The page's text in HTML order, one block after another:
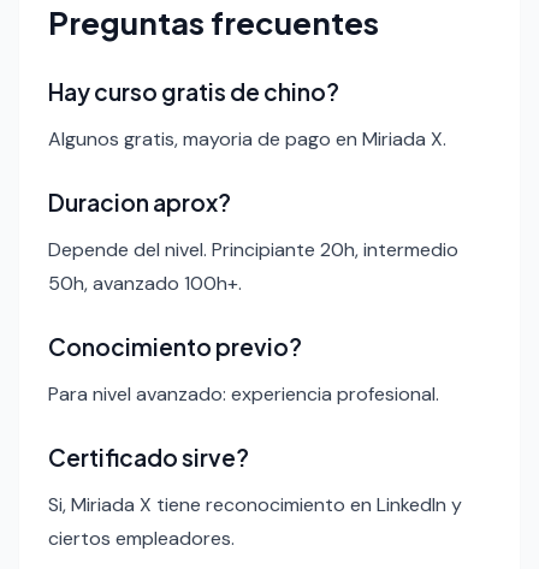
Preguntas frecuentes
Hay curso gratis de chino?
Algunos gratis, mayoria de pago en Miriada X.
Duracion aprox?
Depende del nivel. Principiante 20h, intermedio
50h, avanzado 100h+.
Conocimiento previo?
Para nivel avanzado: experiencia profesional.
Certificado sirve?
Si, Miriada X tiene reconocimiento en LinkedIn y
ciertos empleadores.